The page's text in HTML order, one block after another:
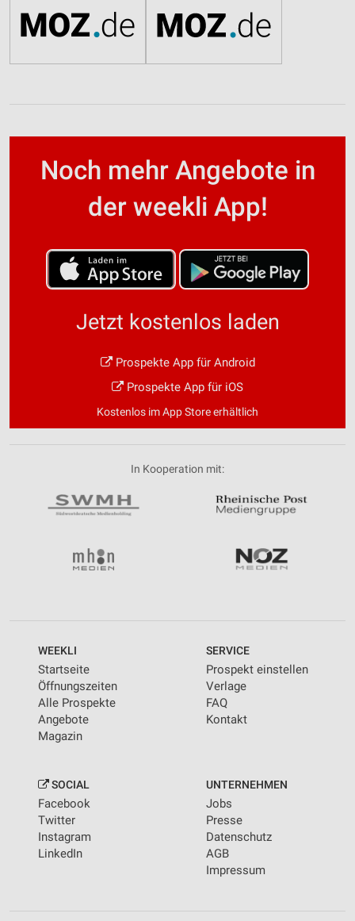
Noch mehr Angebote in
der weekli App!
Jetzt kostenlos laden
Prospekte App für Android
Prospekte App für iOS
Kostenlos im App Store erhältlich
In Kooperation mit:
WEEKLI
Startseite
Öffnungszeiten
Alle Prospekte
Angebote
Magazin
SERVICE
Prospekt einstellen
Verlage
FAQ
Kontakt
SOCIAL
Facebook
Twitter
Instagram
LinkedIn
UNTERNEHMEN
Jobs
Presse
Datenschutz
AGB
Impressum